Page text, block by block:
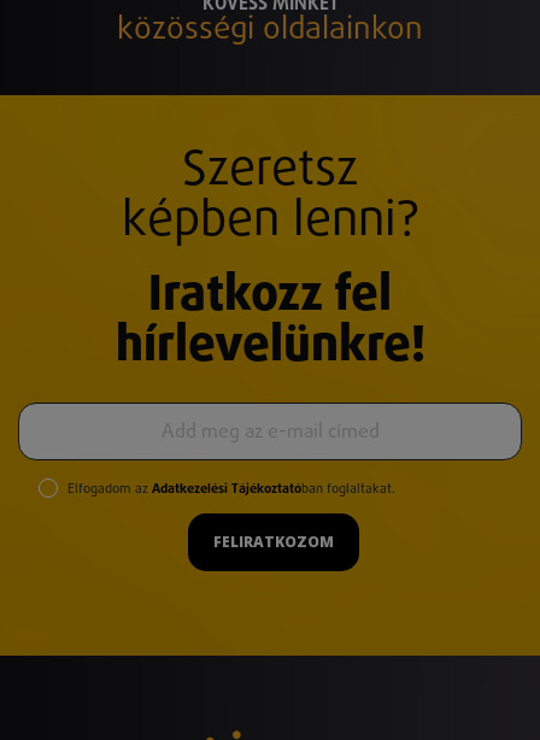
közösségi oldalainkon
Szeretsz
képben lenni?
Iratkozz fel
hírlevelünkre!
Elfogadom az Adatkezelési Tájékoztatóban foglaltakat.
FELIRATKOZOM